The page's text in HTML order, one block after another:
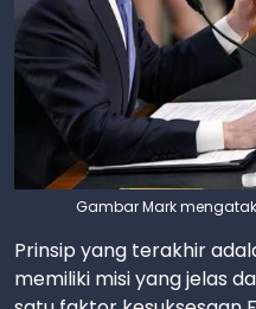
Gambar Mark
Prinsip yang terakhir
memiliki misi yang jelas